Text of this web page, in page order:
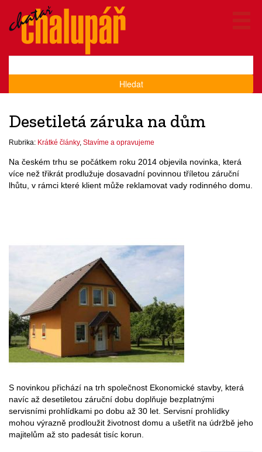
Hledat
Desetiletá záruka na dům
Rubrika: Krátké články, Stavíme a opravujeme
Na českém trhu se počátkem roku 2014 objevila novinka, která
více než třikrát prodlužuje dosavadní povinnou tříletou záruční
lhůtu, v rámci které klient může reklamovat vady rodinného domu.
S novinkou přichází na trh společnost Ekonomické stavby, která
navíc až desetiletou záruční dobu doplňuje bezplatnými
servisními prohlídkami po dobu až 30 let. Servisní prohlídky
mohou výrazně prodloužit životnost domu a ušetřit na údržbě jeho
majitelům až sto padesát tisíc korun.